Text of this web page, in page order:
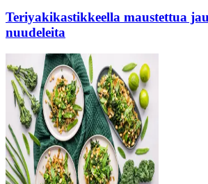
Teriyakikastikkeella maustettua
nuudeleita